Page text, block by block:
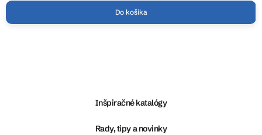
Do košíka
Inšpiračné katalógy
Rady, tipy a novinky